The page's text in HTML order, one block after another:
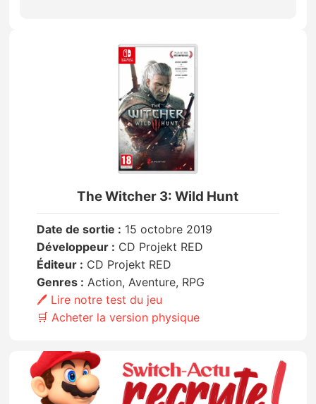
The Witcher 3: Wild Hunt
Date de sortie : 15 octobre 2019
Développeur : CD Projekt RED
Éditeur : CD Projekt RED
Genres : Action, Aventure, RPG
🖊️ Lire notre test du jeu
🛒 Acheter la version physique